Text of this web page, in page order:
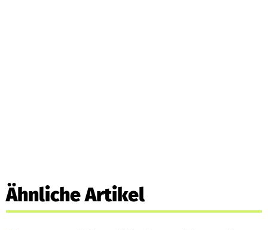
Ähnliche Artikel